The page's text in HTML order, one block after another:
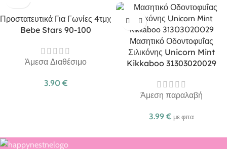
Προστατευτικά Για Γωνίες 4τμχ
Bebe Stars 90-100
Άμεσα Διαθέσιμο
3.90 €
Μασητικό Οδοντοφυΐας
Σιλικόνης Unicorn Mint
Kikkaboo 31303020029
Άμεση παραλαβή
3.99 € με φπα